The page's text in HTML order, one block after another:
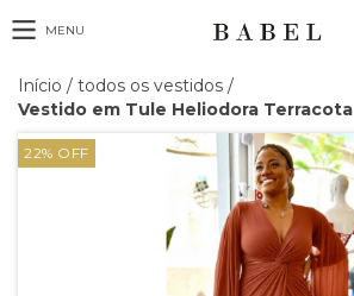
MENU
Início / todos os vestidos /
Vestido em Tule Heliodora Terracota
22% OFF